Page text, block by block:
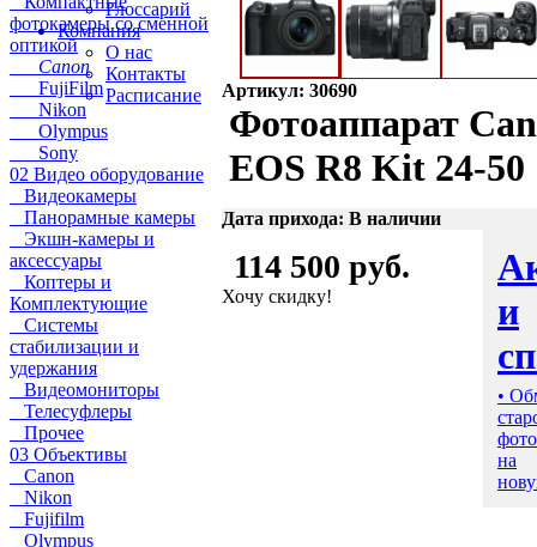
Глоссарий
Компания
О нас
Контакты
Расписание
фотокамеры со сменной
оптикой
Canon
FujiFilm
Nikon
Olympus
Sony
02 Видео оборудование
Видеокамеры
Панорамные камеры
Экшн-камеры и
аксессуары
Коптеры и
Комплектующие
Системы
стабилизации и
удержания
Видеомониторы
Телесуфлеры
Прочее
03 Объективы
Canon
Nikon
Fujifilm
Olympus
Артикул: 30690
Фотоаппарат
EOS R8 Kit 24-50
Дата прихода: В наличии
114 500 руб.
Хочу скидку!
и
•
на